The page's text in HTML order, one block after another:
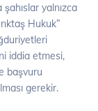
yalnızca
Hukuk”
iddia etmesi,
başvuru
gerekir.